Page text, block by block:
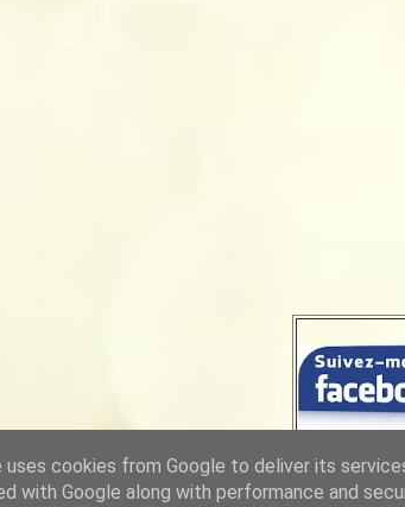
uses cookies from Google to deliver its
with Google along with performance and